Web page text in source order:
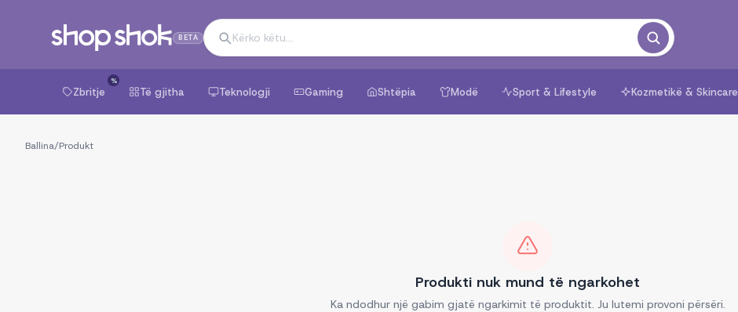
BETA
Zbritje
%
Të gjitha Teknologji Gaming Shtëpia Modë Sport & Lifestyle Kozmetikë & Skincare
Ballina/Produkt
Produkti nuk mund të ngarkohet
Ka ndodhur një gabim gjatë ngarkimit të produktit. Ju lutemi provoni përsëri.